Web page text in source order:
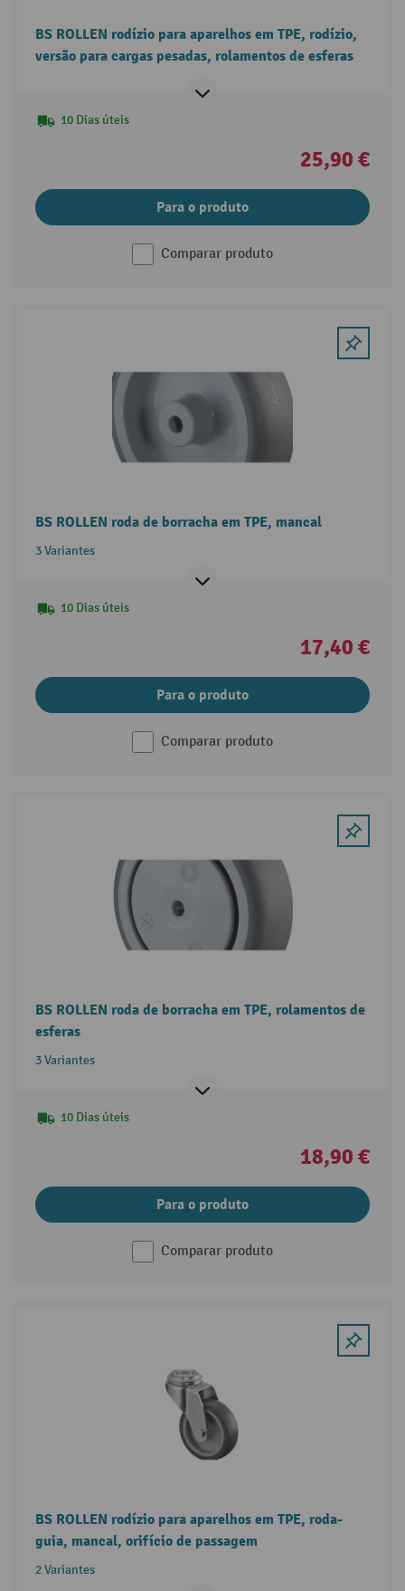
BS ROLLEN rodízio para aparelhos em TPE, rodízio,
versão para cargas pesadas, rolamentos de esferas
10 Dias úteis
25,90 €
Para o produto
Comparar produto
BS ROLLEN roda de borracha em TPE, mancal
3 Variantes
10 Dias úteis
17,40 €
Para o produto
Comparar produto
BS ROLLEN roda de borracha em TPE, rolamentos de
esferas
3 Variantes
10 Dias úteis
18,90 €
Para o produto
Comparar produto
BS ROLLEN rodízio para aparelhos em TPE, roda-
guia, mancal, orifício de passagem
2 Variantes